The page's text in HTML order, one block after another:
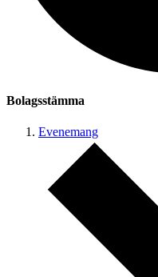
Bolagsstämma
Evenemang